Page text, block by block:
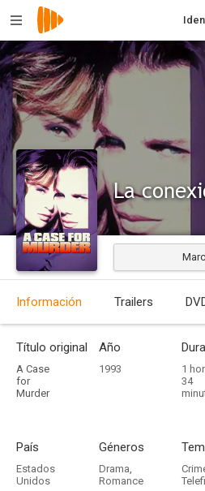
La
Información Trailers
Título original
A Case
for
Murder
Año
1993
1
34
País
Estados
Unidos
Géneros
Drama,
Romance